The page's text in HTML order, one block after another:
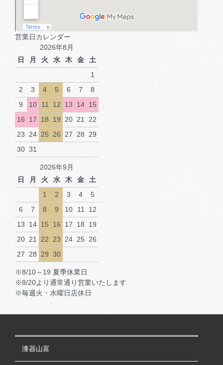
営業日カレンダー
2026年8月
日
月 火 水 木 金
土
1
2
3 4 5 6 7
8
9
10 11 12 13 14 15
16
17 18 19 20 21
22
23
24 25 26 27 28
29
30 31
2026年9月
日
月 火 水 木 金
土
1
2 3 4
5
6
7 8 9 10 11
12
13
14 15 16 17 18
19
20 21 22 23 24 25 26
27
28 29 30
※8/10～19 夏季休業日
※8/20より通常通り営業いたします
※毎週火・水曜日店休日
漆器山富